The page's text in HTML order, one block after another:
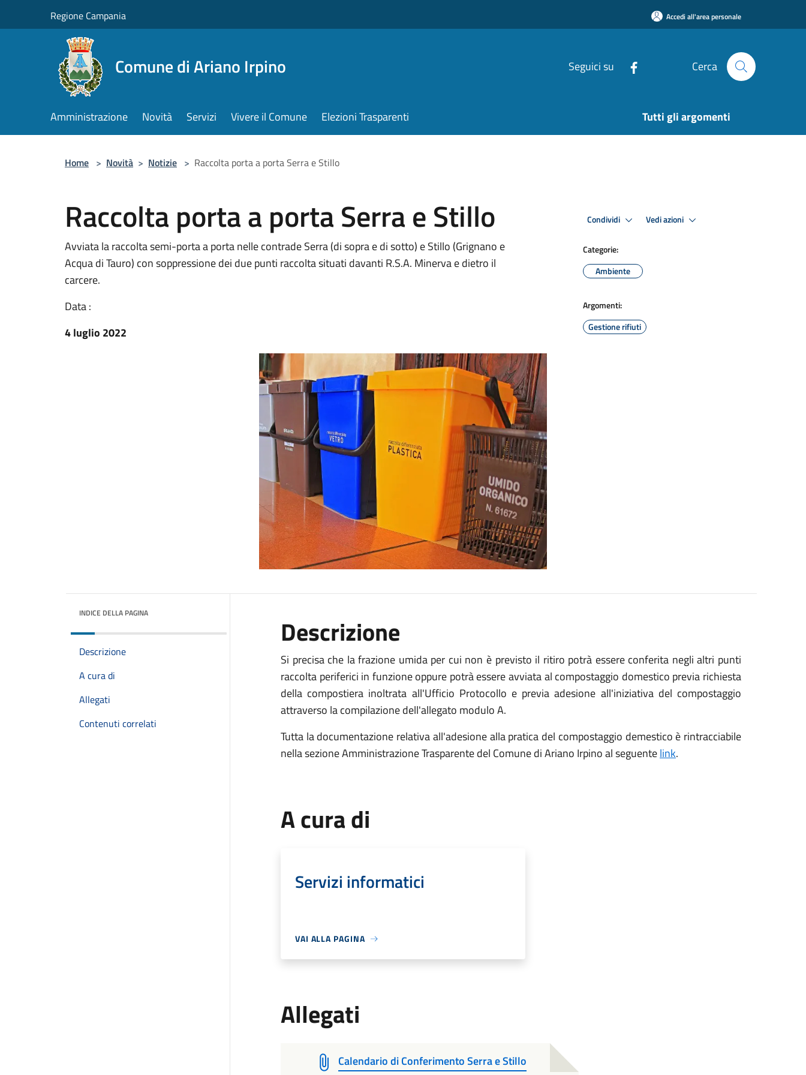
Regione Campania Accedi all'area personale
Comune di Ariano Irpino Seguici su Cerca
Amministrazione Novità Servizi Vivere il Comune Elezioni Trasparenti Tutti gli argomenti
Home > Novità > Notizie > Raccolta porta a porta Serra e Stillo
Raccolta porta a porta Serra e Stillo
Avviata la raccolta semi-porta a porta nelle contrade Serra (di sopra e di sotto) e Stillo (Grignano e
Acqua di Tauro) con soppressione dei due punti raccolta situati davanti R.S.A. Minerva e dietro il
carcere.
Data :
4 luglio 2022
Condividi Vedi azioni
Categorie:
Ambiente
Argomenti:
Gestione rifiuti
INDICE DELLA PAGINA
Descrizione
A cura di
Allegati
Contenuti correlati
Descrizione
Si precisa che la frazione umida per cui non è previsto il ritiro potrà essere conferita negli altri punti
raccolta periferici in funzione oppure potrà essere avviata al compostaggio domestico previa richiesta
della compostiera inoltrata all'Ufficio Protocollo e previa adesione all'iniziativa del compostaggio
attraverso la compilazione dell'allegato modulo A.
Tutta la documentazione relativa all'adesione alla pratica del compostaggio demestico è rintracciabile
nella sezione Amministrazione Trasparente del Comune di Ariano Irpino al seguentelink.
A cura di
Servizi informatici
VAI ALLA PAGINA
Allegati
Calendario di Conferimento Serra e Stillo